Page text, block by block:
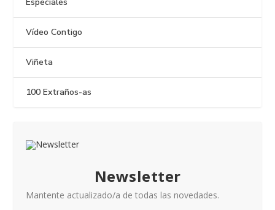
Vídeo Contigo
Viñeta
100 Extraños-as
Newsletter
Mantente actualizado/a de todas las novedades.